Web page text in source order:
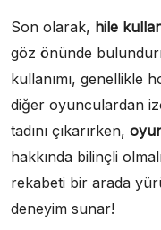
Son olarak, hile
göz önünde
kullanımı, genellikle
diğer oyunculardan
tadını çıkarırken,
hakkında bilinçli
rekabeti bir arada
deneyim sunar!